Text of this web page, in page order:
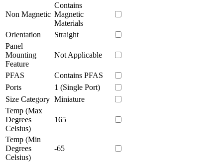
Non Magnetic
Contains
Magnetic
Materials
Orientation
Straight
Panel
Mounting
Feature
Not Applicable
PFAS
Contains PFAS
Ports
1 (Single Port)
Size Category Miniature
Temp (Max
Degrees
Celsius)
165
Temp (Min
Degrees
Celsius)
-65